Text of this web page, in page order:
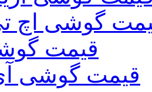
گوشی اچ
قیمت
قیمت گوشی